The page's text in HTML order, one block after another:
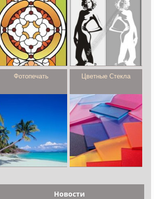
Фотопечать Цветные Стекла
Новости